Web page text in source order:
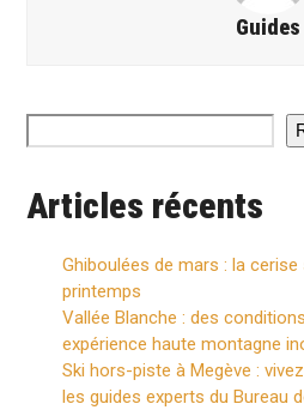
Guides
Articles récents
Ghiboulées de mars : la
printemps
Vallée Blanche : des
expérience haute montagne
Ski hors-piste à Megève :
les guides experts du Bureau